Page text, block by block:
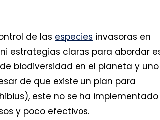
de las especies invasoras en
estrategias claras para abordar
biodiversidad en el planeta y uno
de que existe un plan para
este no se ha implementado
y poco efectivos.